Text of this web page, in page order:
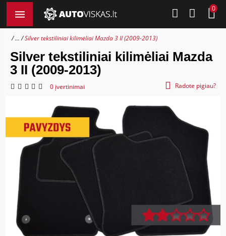
0
... Silver tekstiliniai kilimėliai Mazda 3 II (2009-2013)
Silver tekstiliniai kilimėliai Mazda
3 II (2009-2013)
0 įvertinimai Radote pigiau?